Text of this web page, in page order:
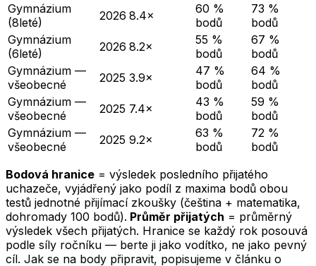
Gymnázium
(8leté)
2026 8.4×
60 %
bodů
73 %
bodů
Gymnázium
(6leté)
2026 8.2×
55 %
bodů
67 %
bodů
Gymnázium —
všeobecné
2025 3.9×
47 %
bodů
64 %
bodů
Gymnázium —
všeobecné
2025 7.4×
43 %
bodů
59 %
bodů
Gymnázium —
všeobecné
2025 9.2×
63 %
bodů
72 %
bodů
Bodová hranice = výsledek posledního přijatého
uchazeče, vyjádřený jako podíl z maxima bodů obou
testů jednotné přijímací zkoušky (čeština + matematika,
dohromady 100 bodů). Průměr přijatých = průměrný
výsledek všech přijatých. Hranice se každý rok posouvá
podle síly ročníku — berte ji jako vodítko, ne jako pevný
cíl. Jak se na body připravit, popisujeme v článku o